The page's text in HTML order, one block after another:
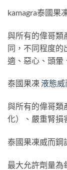
kamagra泰國果
與所有的偉哥類
同，不同程度的
適、惡心、頭暈
泰國果凍 液態威
與所有的偉哥類
化）、嚴重腎損
泰國果凍威而鋼
最大允許劑量為